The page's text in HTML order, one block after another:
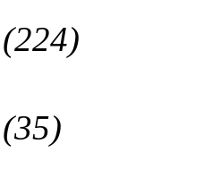
(224)
(35)